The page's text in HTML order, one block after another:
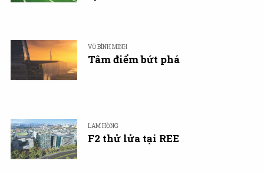
VŨ BÌNH MINH
Tâm điểm bứt phá
LAM HỒNG
F2 thử lửa tại REE